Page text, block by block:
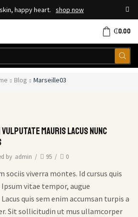
happy heart. shop now
₵0.00
Blog Marseille03
mauris lacus nunc
by admin / 95 / 0
sociis viverra montes. Id cursus quis
vitae tempor, augue
quis sem enim accumsan turpis a
Sit sollicitudin ut mus ullamcorper